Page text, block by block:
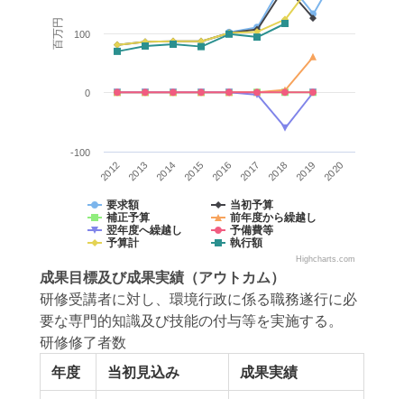
百万円
要求額
当初予算
補正予算
前年度から繰越し
翌年度へ繰越し
予備費等
予算計
執行額
2012 2013 2014 2015 2016 2017 2018 2019 2020
-100
0
100
Highcharts.com
成果目標及び成果実績 （アウトカム）
研修受講者に対し、環境行政に係る職務遂行に必
要な専門的知識及び技能の付与等を実施する。
研修修了者数
年度
当初見込み 成果実績